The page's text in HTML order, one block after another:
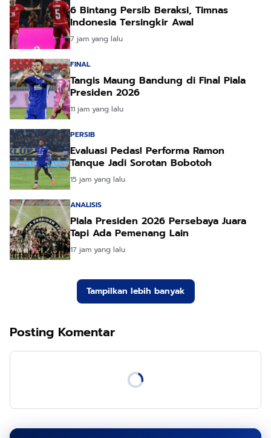
6 Bintang Persib Beraksi, Timnas
Indonesia Tersingkir Awal
7 jam yang lalu
FINAL
Tangis Maung Bandung di Final Piala
Presiden 2026
11 jam yang lalu
PERSIB
Evaluasi Pedas! Performa Ramon
Tanque Jadi Sorotan Bobotoh
15 jam yang lalu
ANALISIS
Piala Presiden 2026 Persebaya Juara
Tapi Ada Pemenang Lain
17 jam yang lalu
Tampilkan lebih banyak
Posting Komentar